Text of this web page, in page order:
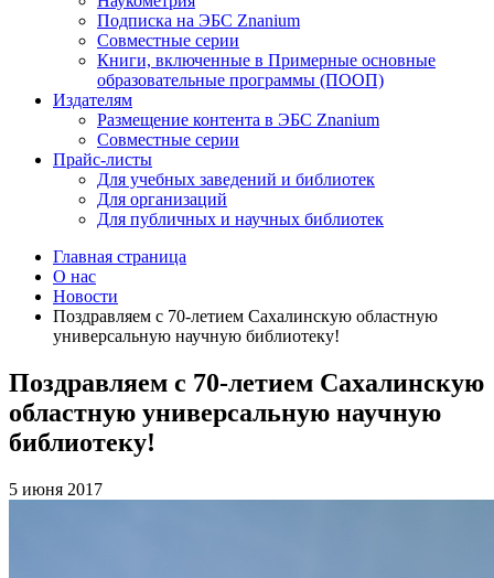
Подписка на ЭБС Znanium
Совместные серии
Книги, включенные в Примерные основные
образовательные программы (ПООП)
Издателям
Размещение контента в ЭБС Znanium
Совместные серии
Прайс-листы
Для учебных заведений и библиотек
Для организаций
Для публичных и научных библиотек
Главная страница
О нас
Новости
Поздравляем с 70-летием Сахалинскую областную
универсальную научную библиотеку!
Поздравляем с 70-летием Сахалинскую
областную универсальную научную
библиотеку!
5 июня 2017